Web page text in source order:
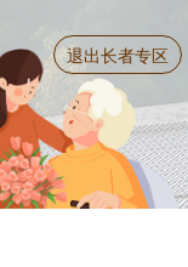
退出长者专区